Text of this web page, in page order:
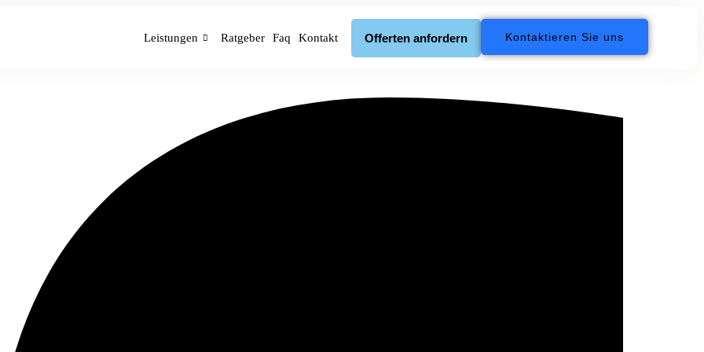
Leistungen Ratgeber Faq Kontakt Offerten anfordern Kontaktieren Sie uns